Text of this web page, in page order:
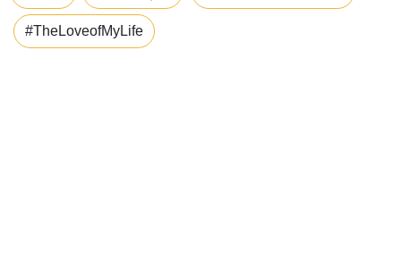
#TheLoveofMyLife